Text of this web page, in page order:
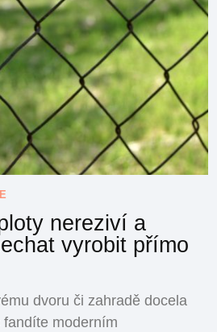
nereziví a
vyrobit přímo
dvoru či zahradě docela
moderním